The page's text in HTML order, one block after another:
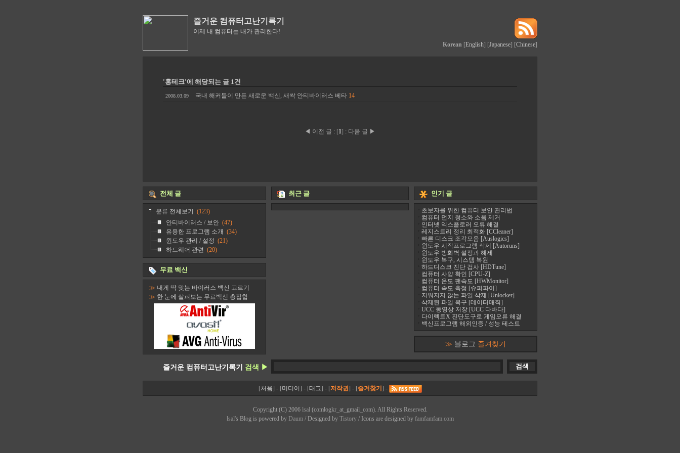
즐거운 컴퓨터고난기록기
이제 내 컴퓨터는 내가 관리한다!
Korean [English] [Japanese] [Chinese]
'홍테크'에 해당되는 글 1건
2008.03.09 국내 해커들이 만든 새로운 백신, 새싹 안티바이러스 베타 14
◀ 이전 글 : [1] : 다음 글 ▶
전체 글
분류 전체보기
(123)
안티바이러스 / 보안 (47)
유용한 프로그램 소개 (34)
윈도우 관리 / 설정 (21)
하드웨어 관련 (20)
무료 백신
≫ 내게 딱 맞는 바이러스 백신 고르기
≫ 한 눈에 살펴보는 무료백신 총집합
최근 글 인기 글
초보자를 위한 컴퓨터 보안 관리법
컴퓨터 먼지 청소와 소음 제거
인터넷 익스플로러 오류 해결
레지스트리 정리 최적화 [CCleaner]
빠른 디스크 조각모음 [Auslogics]
윈도우 시작프로그램 삭제 [Autoruns]
윈도우 방화벽 설정과 해제
윈도우 복구, 시스템 복원
하드디스크 진단 검사 [HDTune]
컴퓨터 사양 확인 [CPU-Z]
컴퓨터 온도 팬속도 [HWMonitor]
컴퓨터 속도 측정 [슈퍼파이]
지워지지 않는 파일 삭제 [Unlocker]
삭제된 파일 복구 [데이터매직]
UCC 동영상 저장 [UCC 다바다]
다이렉트X 진단도구로 게임오류 해결
백신프로그램 해외인증 / 성능 테스트
≫ 블로그 즐겨찾기
즐거운 컴퓨터고난기록기 검색 ▶
[처음] - [미디어] - [태그] - [저작권] - [즐겨찾기 ] -
Copyright (C) 2006 lsal(comlogkr_at_gmail_com). All Rights Reserved.
lsal's Blog is powered by Daum/ Designed by Tistory/ Icons are designed by famfamfam.com